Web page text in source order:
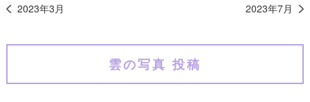
2023年3月 2023年7月
雲の写真 投稿